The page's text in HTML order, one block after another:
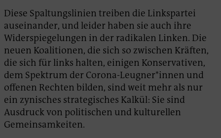
Diese Spaltungslinien treiben die Linkspartei
auseinander, und leider haben sie auch ihre
Widerspiegelungen in der radikalen Linken. Die
neuen Koalitionen, die sich so zwischen Kräften,
die sich für links halten, einigen Konservativen,
dem Spektrum der Corona-Leugner*innen und
offenen Rechten bilden, sind weit mehr als nur
ein zynisches strategisches Kalkül: Sie sind
Ausdruck von politischen und kulturellen
Gemeinsamkeiten.